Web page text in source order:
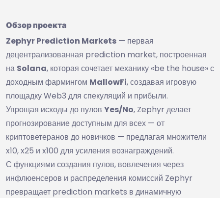
Обзор проекта
Zephyr Prediction Markets — первая
децентрализованная prediction market, построенная
на Solana, которая сочетает механику «be the house» с
доходным фармингом MallowFi, создавая игровую
площадку Web3 для спекуляций и прибыли.
Упрощая исходы до пулов Yes/No, Zephyr делает
прогнозирование доступным для всех — от
криптоветеранов до новичков — предлагая множители
x10, x25 и x100 для усиления вознаграждений.
С функциями создания пулов, вовлечения через
инфлюенсеров и распределения комиссий Zephyr
превращает prediction markets в динамичную